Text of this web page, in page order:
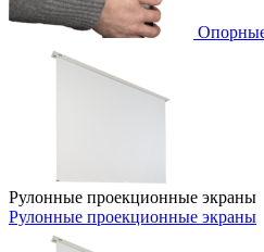
Рулонные проекционные экраны
Рулонные проекционные экраны